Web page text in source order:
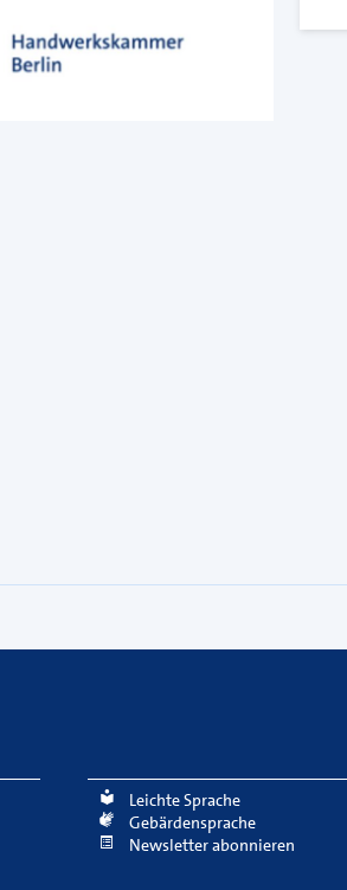
Leichte Sprache
Gebärdensprache
Newsletter abonnieren